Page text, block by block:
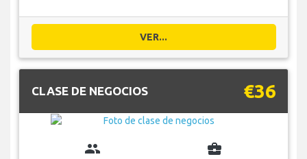
VER...
CLASE DE NEGOCIOS €36
group business_center